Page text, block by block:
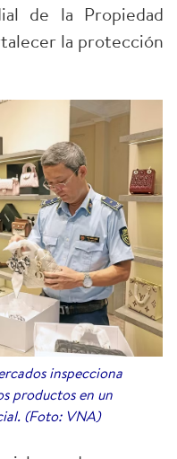
de la Propiedad
la protección
inspecciona
productos en un
(Foto: VNA)